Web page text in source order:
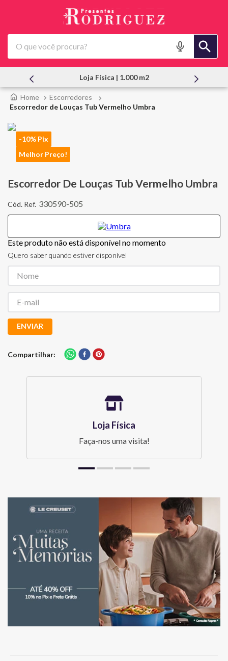
O que você procura?
Atendimento Pessoal
Escorredores
Escorredor de Louças Tub Vermelho Umbra
-10% Pix
Melhor Preço!
Escorredor De Louças Tub Vermelho Umbra
330590-505
Este produto não está disponível no momento
Quero saber quando estiver disponível
ENVIAR
Compartilhar
Loja Física
Faça-nos uma visita!